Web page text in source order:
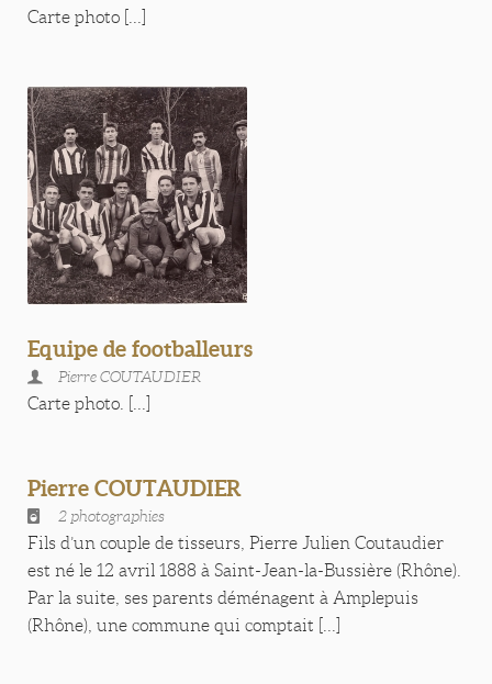
Carte photo [...]
Equipe de footballeurs
Pierre COUTAUDIER
Carte photo. [...]
Pierre COUTAUDIER
2 photographies
Fils d’un couple de tisseurs, Pierre Julien Coutaudier
est né le 12 avril 1888 à Saint-Jean-la-Bussière (Rhône).
Par la suite, ses parents déménagent à Amplepuis
(Rhône), une commune qui comptait [...]